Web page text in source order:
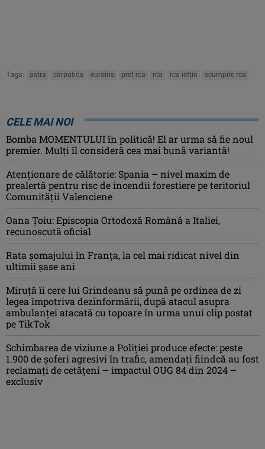
Tags: astra carpatica euroins pret rca rca rca ieftin scumpire rca
CELE MAI NOI
Bomba MOMENTULUI în politică! El ar urma să fie noul
premier. Mulți îl consideră cea mai bună variantă!
Atenţionare de călătorie: Spania – nivel maxim de
prealertă pentru risc de incendii forestiere pe teritoriul
Comunităţii Valenciene
Oana Ţoiu: Episcopia Ortodoxă Română a Italiei,
recunoscută oficial
Rata şomajului în Franța, la cel mai ridicat nivel din
ultimii şase ani
Miruţă îi cere lui Grindeanu să pună pe ordinea de zi
legea împotriva dezinformării, după atacul asupra
ambulanței atacată cu topoare în urma unui clip postat
pe TikTok
Schimbarea de viziune a Poliţiei produce efecte: peste
1.900 de şoferi agresivi în trafic, amendaţi fiindcă au fost
reclamaţi de cetăţeni – impactul OUG 84 din 2024 –
exclusiv